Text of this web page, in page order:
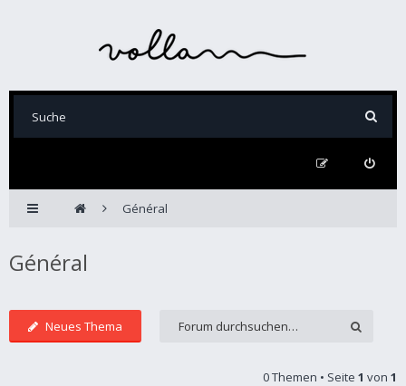
Général
Général
Neues Thema
0 Themen • Seite 1 von 1